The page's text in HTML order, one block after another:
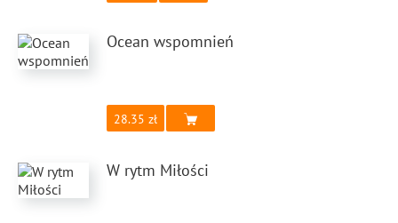
Ocean wspomnień
28.35
W rytm Miłości